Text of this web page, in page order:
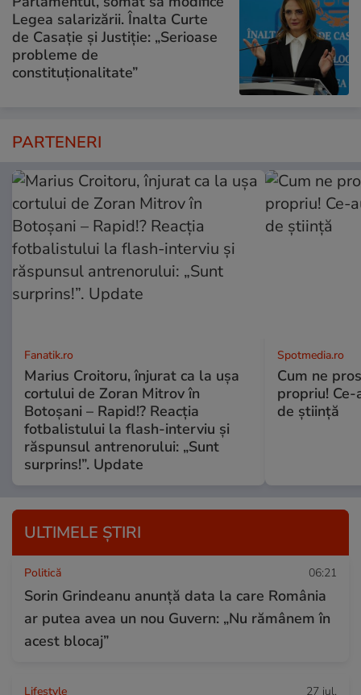
Legea salarizării. Înalta Curte
de Casație și Justiție: „Serioase
probleme de
constituționalitate”
PARTENERI
Fanatik.ro
Marius Croitoru, înjurat ca la ușa
cortului de Zoran Mitrov în
Botoșani – Rapid!? Reacția
fotbalistului la flash-interviu și
răspunsul antrenorului: „Sunt
surprins!”. Update
Spotmedia.ro
Cum ne
propriu!
de știință
ULTIMELE ȘTIRI
Politică 06:21
Sorin Grindeanu anunță data la care România
ar putea avea un nou Guvern: „Nu rămânem în
acest blocaj”
Lifestyle 27 iul.